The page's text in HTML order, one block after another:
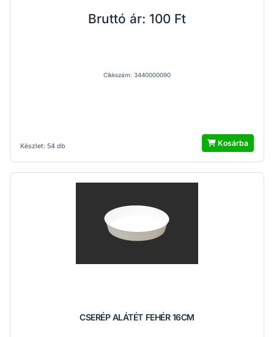
Készlet: 54 db
Bruttó ár: 100 Ft
Cikkszám: 3440000090
Kosárba
CSERÉP ALÁTÉT FEHÉR 16CM